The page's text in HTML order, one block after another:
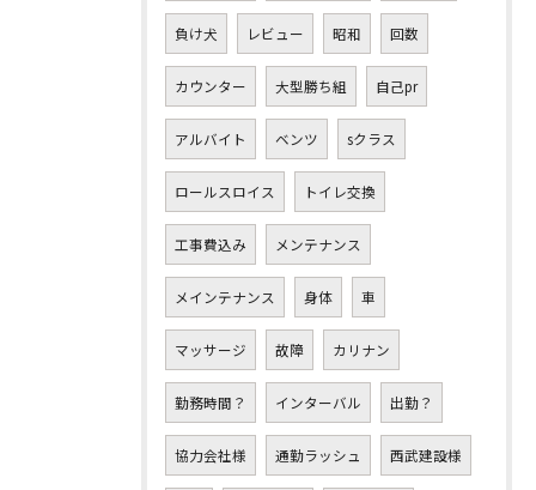
負け犬 レビュー 昭和 回数
カウンター 大型勝ち組 自己pr
アルバイト ベンツ sクラス
ロールスロイス トイレ交換
工事費込み メンテナンス
メインテナンス 身体 車
マッサージ 故障 カリナン
勤務時間？ インターバル 出勤？
協力会社様 通勤ラッシュ 西武建設様